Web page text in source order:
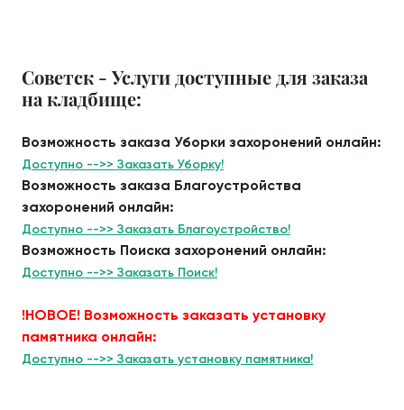
Советск - Услуги доступные для заказа
на кладбище:
Возможность заказа Уборки захоронений онлайн:
Доступно -->> Заказать Уборку!
Возможность заказа Благоустройства
захоронений онлайн:
Доступно -->> Заказать Благоустройство!
Возможность Поиска захоронений онлайн:
Доступно -->> Заказать Поиск!
!НОВОЕ! Возможность заказать установку
памятника онлайн:
Доступно -->> Заказать установку памятника!